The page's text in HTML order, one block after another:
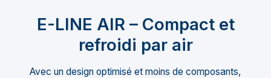
E-LINE AIR – Compact et
refroidi par air
Avec un design optimisé et moins de composants,